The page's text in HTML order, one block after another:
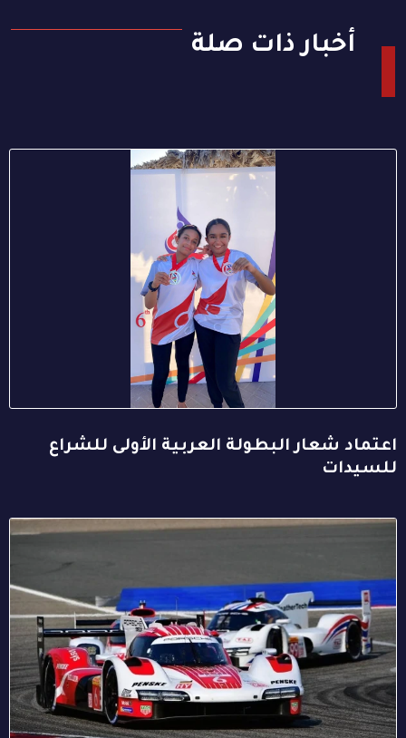
أخبار ذات صلة
اعتماد شعار البطولة العربية الأولى للشراع
للسيدات